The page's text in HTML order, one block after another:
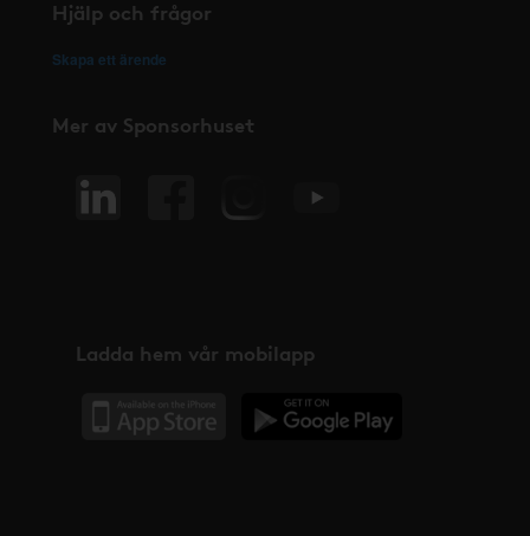
Hjälp och frågor
Skapa ett ärende
Mer av Sponsorhuset
Ladda hem vår mobilapp